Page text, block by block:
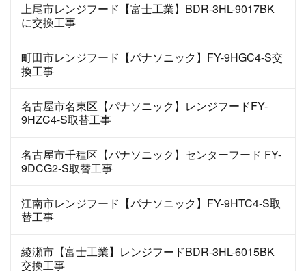
上尾市レンジフード【富士工業】BDR-3HL-9017BK
に交換工事
町田市レンジフード【パナソニック】FY-9HGC4-S交
換工事
名古屋市名東区【パナソニック】レンジフードFY-
9HZC4-S取替工事
名古屋市千種区【パナソニック】センターフード FY-
9DCG2-S取替工事
江南市レンジフード【パナソニック】FY-9HTC4-S取
替工事
綾瀬市【富士工業】レンジフードBDR-3HL-6015BK
交換工事